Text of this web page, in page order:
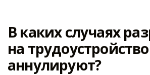
В каких случаях
на трудоустройство
аннулируют?